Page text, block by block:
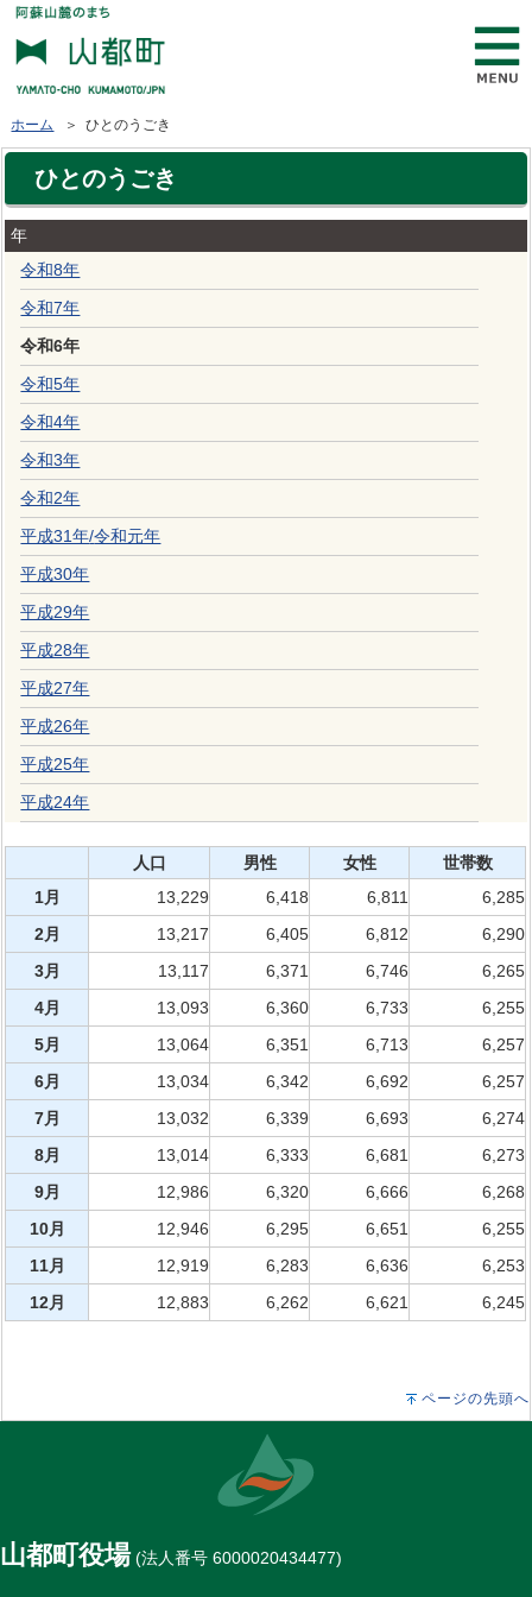
ホーム ＞ ひとのうごき
ひとのうごき
年
令和8年
令和7年
令和6年
令和5年
令和4年
令和3年
令和2年
平成31年/令和元年
平成30年
平成29年
平成28年
平成27年
平成26年
平成25年
平成24年
人口 男性 女性
世帯数
1月
13,229 6,418 6,811
6,285
2月
13,217 6,405 6,812
6,290
3月
13,117 6,371 6,746
6,265
4月
13,093 6,360 6,733
6,255
5月
13,064 6,351 6,713
6,257
6月
13,034 6,342 6,692
6,257
7月
13,032 6,339 6,693
6,274
8月
13,014 6,333 6,681
6,273
9月
12,986 6,320 6,666
6,268
10月
12,946 6,295 6,651
6,255
11月
12,919 6,283 6,636
6,253
12月
12,883 6,262 6,621 6,245
ページの先頭へ
山都町役場(法人番号 6000020434477)